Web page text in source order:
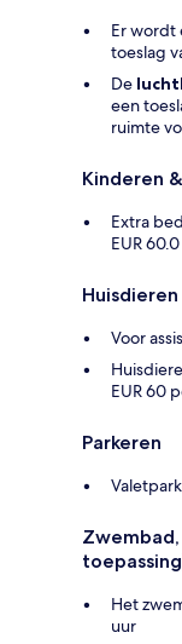
Er wordt
toeslag
De
een
ruimte
Kinderen
Extra
EUR
Huisdieren
Voor
EUR 60
Parkeren
Het
uur